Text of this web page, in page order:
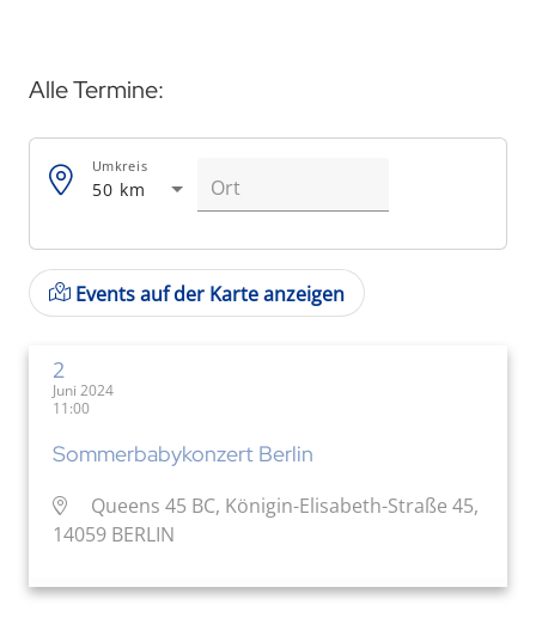
Alle Termine:
50 km
Umkreis
Events auf der Karte anzeigen
2
Juni 2024
11:00
Sommerbabykonzert Berlin
Queens 45 BC, Königin-Elisabeth-Straße 45,
14059 BERLIN